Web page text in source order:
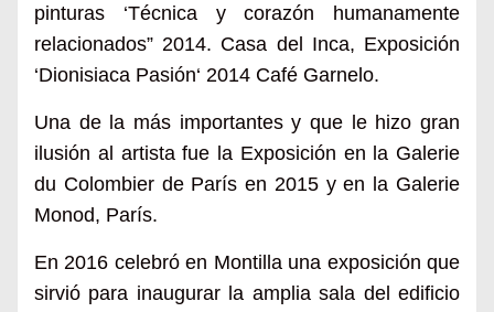
pinturas ‘Técnica y corazón humanamente
relacionados” 2014. Casa del Inca, Exposición
‘Dionisiaca Pasión‘ 2014 Café Garnelo.
Una de la más importantes y que le hizo gran
ilusión al artista fue la Exposición en la Galerie
du Colombier deParísen 2015 y en la Galerie
Monod, París.
En 2016 celebróen Montilla una exposición que
sirvió para inaugurar la amplia sala del edificio